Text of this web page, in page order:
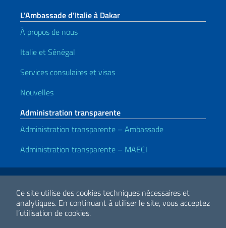
Ce site utilise des cookies techniques nécessaires et
analytiques. En continuant à utiliser le site, vous acceptez
l’utilisation de cookies.
L’Ambassade d’Italie à Dakar
À propos de nous
Italie et Sénégal
Services consulaires et visas
Nouvelles
Administration transparente
Administration transparente – Ambassade
Administration transparente – MAECI
Liens utiles